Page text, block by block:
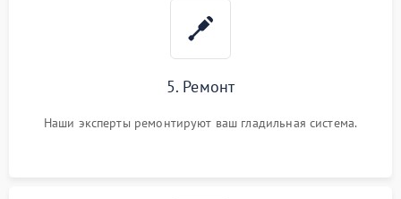
5. Ремонт
Наши эксперты ремонтируют ваш гладильная система.